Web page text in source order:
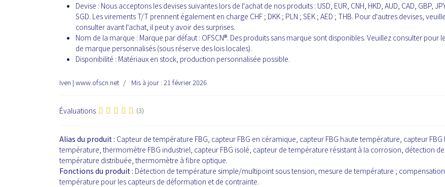
Devise : Nous acceptons les devises suivantes lors de l'achat de nos produits : USD, EUR, CNH, HKD, AUD, CAD, GBP,
SGD. Les virements T/T prennent également en charge CHF ; DKK ; PLN ; SEK ; AED ; THB. Pour d'autres devises,
consulter avant l'achat, il peut y avoir des surprises.
Nom de la marque : Marque par défaut : OFSCN®. Des produits sans marque sont disponibles. Veuillez consulter pour
de marque personnalisés (sous réserve des lois locales).
Disponibilité : Matériaux en stock, production personnalisée possible.
Iven | www.ofscn.net Mis à jour : 21 février 2026
Évaluations (3)
Alias du produit : Capteur de température FBG, capteur FBG en céramique, capteur FBG haute température, capteur FBG
température, thermomètre FBG industriel, capteur FBG isolé, capteur de température résistant à la corrosion, détection de
température distribuée, thermomètre à fibre optique.
Fonctions du produit : Détection de température simple/multipoint sous tension, mesure de température ;
température pour les capteurs de déformation et de contrainte.